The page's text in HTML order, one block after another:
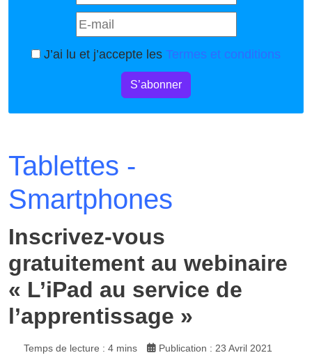
J’ai lu et j’accepte les Termes et conditions
S’abonner
Tablettes -
Smartphones
Inscrivez-vous
gratuitement au webinaire
« L’iPad au service de
l’apprentissage »
Temps de lecture : 4 mins Publication : 23 Avril 2021